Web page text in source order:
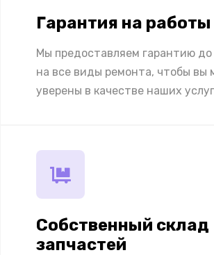
Гарантия на работы
Мы предоставляем гарантию до
на все виды ремонта, чтобы вы
уверены в качестве наших
Собственный склад
запчастей